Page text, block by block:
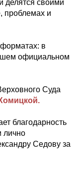
делятся своими
проблемах и
в
официальном
Суда
благодарность
лично
Седову за